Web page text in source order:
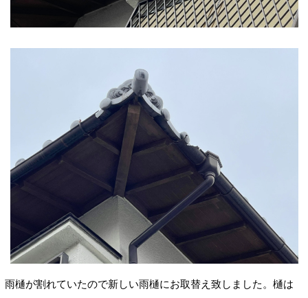
雨樋が割れていたので新しい雨樋にお取替え致しました。樋は